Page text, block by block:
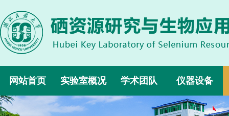
网站首页 实验室概况 学术团队 仪器设备